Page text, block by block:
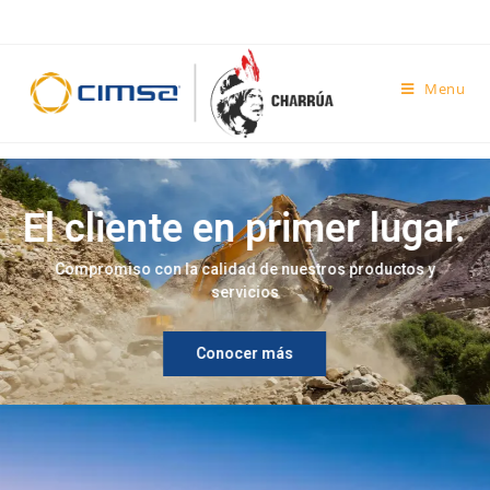
Menu
El cliente en primer lugar.
Compromiso con la calidad de nuestros productos y
servicios
Conocer más